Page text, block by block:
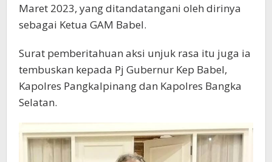
Maret 2023, yang ditandatangani oleh dirinya
sebagai Ketua GAM Babel.
Surat pemberitahuan aksi unjuk rasa itu juga ia
tembuskan kepada Pj Gubernur Kep Babel,
Kapolres Pangkalpinang dan Kapolres Bangka
Selatan.